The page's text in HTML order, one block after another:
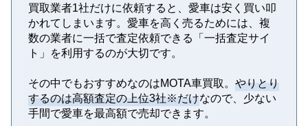
買取業者1社だけに依頼すると、愛車は安く買い叩
かれてしまいます。愛車を高く売るためには、複
数の業者に一括で査定依頼できる「一括査定サイ
ト」を利用するのが大切です。
その中でもおすすめなのはMOTA車買取。 やりとり
するのは高額査定の上位3社※だけなので、少ない
手間で愛車を最高額で売却できます。